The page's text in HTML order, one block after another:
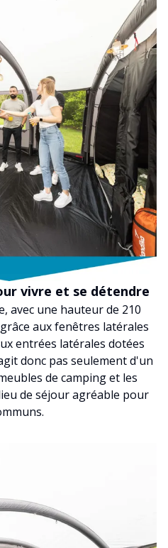
vivre et se détendre
avec une hauteur de 210
aux fenêtres latérales
entrées latérales dotées
donc pas seulement d'un
de camping et les
de séjour agréable pour